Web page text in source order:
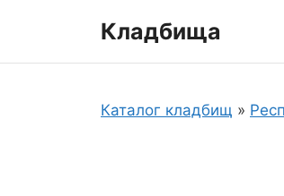
Кладбища
Каталог кладбищ »